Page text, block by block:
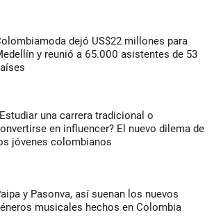
dejó US$22 millones para
y reunió a 65.000 asistentes de 53
una carrera tradicional o
en influencer? El nuevo dilema de
jóvenes colombianos
y Pasonva, así suenan los nuevos
musicales hechos en Colombia